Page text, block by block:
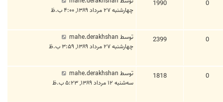
0
1990
چهارشنبه ۲۷ مرداد ۱۳۸۹, ۴:۰۰ ب.ظ
0
2399 توسط mahe.derakhshan
چهارشنبه ۲۷ مرداد ۱۳۸۹, ۳:۵۹ ب.ظ
0
1818 توسط mahe.derakhshan
سه‌شنبه ۱۲ مرداد ۱۳۸۹, ۵:۲۳ ب.ظ